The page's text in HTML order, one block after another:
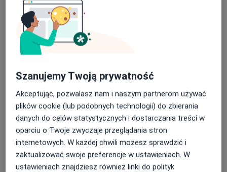
Adres 1 Adres 2
Kolegialna 18,09-402Płock
Powiększ mapęotwiera się w nowej karcie
Dostępność
W tym gabinecie nie można umawiać wizyt przez
internet
Co mam zrobić w tej sytuacji?
Szanujemy Twoją prywatność
Akceptując, pozwalasz nam i naszym partnerom używać
plików cookie (lub podobnych technologii) do zbierania
danych do celów statystycznych i dostarczania treści w
oparciu o Twoje zwyczaje przeglądania stron
internetowych. W każdej chwili możesz sprawdzić i
zaktualizować swoje preferencje w ustawieniach. W
ustawieniach znajdziesz również linki do polityk